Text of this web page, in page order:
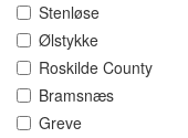
Stenløse
Ølstykke
Roskilde County
Bramsnæs
Greve